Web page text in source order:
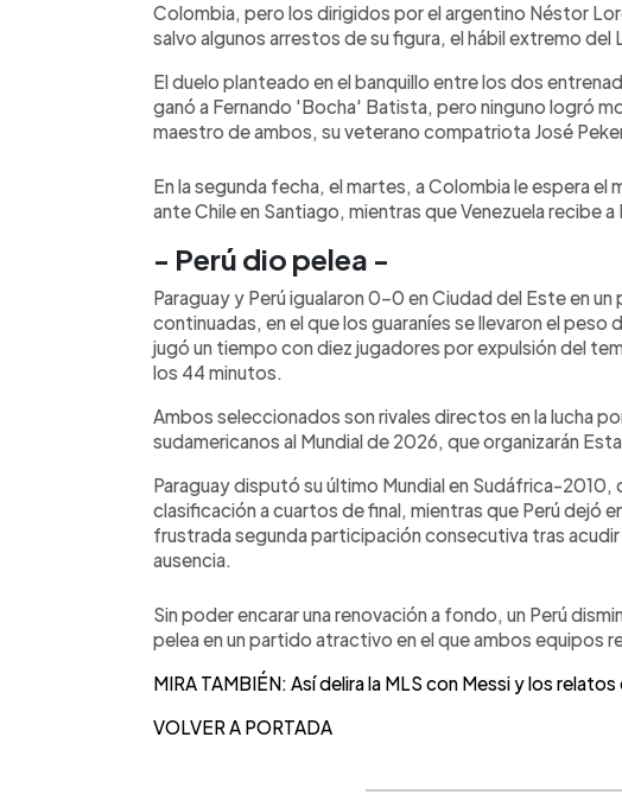
Colombia, pero los dirigidos por el argentino Néstor
salvo algunos arrestos de su figura, el hábil extremo del
El duelo planteado en el banquillo entre los dos
ganó a Fernando 'Bocha' Batista, pero ninguno logró
maestro de ambos, su veterano compatriota José
En la segunda fecha, el martes, a Colombia le espera
ante Chile en Santiago, mientras que Venezuela recibe a
- Perú dio pelea -
Paraguay y Perú igualaron 0-0 en Ciudad del Este en
continuadas, en el que los guaraníes se llevaron el peso
jugó un tiempo con diez jugadores por expulsión del
los 44 minutos.
Ambos seleccionados son rivales directos en la lucha
sudamericanos al Mundial de 2026, que organizarán
Paraguay disputó su último Mundial en Sudáfrica-
clasificación a cuartos de final, mientras que Perú dejó
frustrada segunda participación consecutiva tras
ausencia.
Sin poder encarar una renovación a fondo, un Perú
pelea en un partido atractivo en el que ambos equipos
MIRA TAMBIÉN: Así delira la MLS con Messi y los
VOLVER A PORTADA